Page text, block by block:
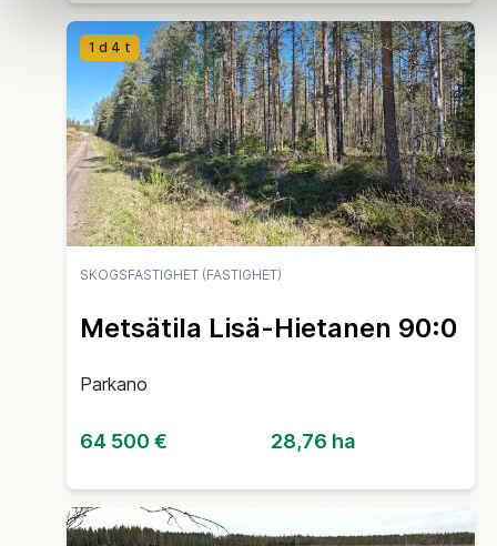
1 d 4 t
SKOGSFASTIGHET (FASTIGHET)
Metsätila Lisä-Hietanen 90:0
Parkano
64 500 € 28,76 ha